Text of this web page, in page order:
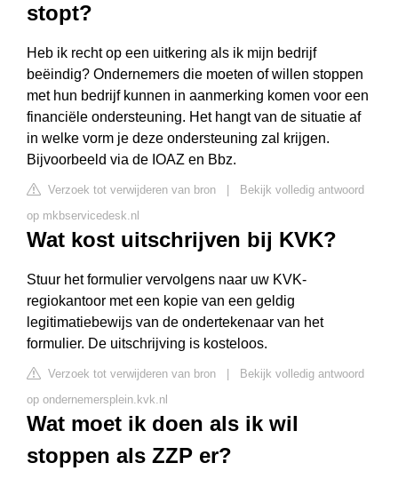
stopt?
Heb ik recht op een uitkering als ik mijn bedrijf
beëindig? Ondernemers die moeten of willen stoppen
met hun bedrijf kunnen in aanmerking komen voor een
financiële ondersteuning. Het hangt van de situatie af
in welke vorm je deze ondersteuning zal krijgen.
Bijvoorbeeld via de IOAZ en Bbz.
Verzoek tot verwijderen van bron
Bekijk volledig antwoord
op mkbservicedesk.nl
Wat kost uitschrijven bij KVK?
Stuur het formulier vervolgens naar uw KVK-
regiokantoor met een kopie van een geldig
legitimatiebewijs van de ondertekenaar van het
formulier. De uitschrijving is kosteloos.
Verzoek tot verwijderen van bron
Bekijk volledig antwoord
op ondernemersplein.kvk.nl
Wat moet ik doen als ik wil
stoppen als ZZP er?